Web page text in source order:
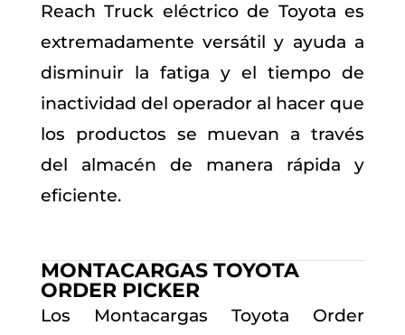
Reach Truck eléctrico de Toyota es
extremadamente versátil y ayuda a
disminuir la fatiga y el tiempo de
inactividad del operador al hacer que
los productos se muevan a través
del almacén de manera rápida y
eficiente.
MONTACARGAS TOYOTA
ORDER PICKER
Los Montacargas Toyota Order